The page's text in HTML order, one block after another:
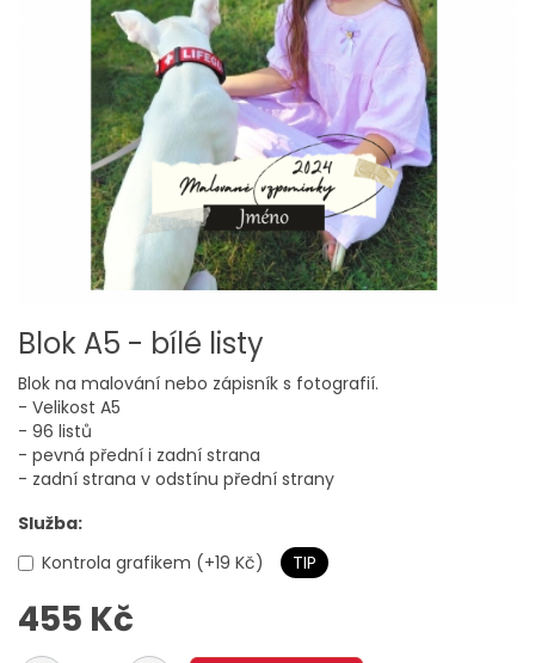
Blok A5 - bílé listy
Blok na malování nebo zápisník s fotografií.
- Velikost A5
- 96 listů
- pevná přední i zadní strana
- zadní strana v odstínu přední strany
Služba:
Kontrola grafikem (+19 Kč)
TIP
455 Kč